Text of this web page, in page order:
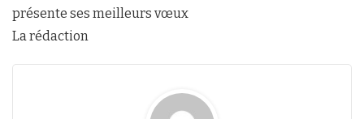
présente ses meilleurs vœux
La rédaction